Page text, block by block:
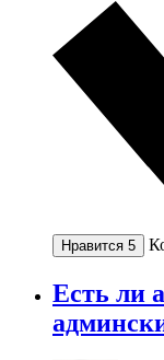
Нравится 5
Есть ли